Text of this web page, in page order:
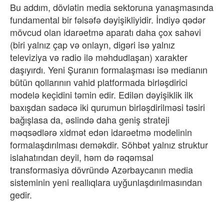
Bu addım, dövlətin media sektoruna yanaşmasında
fundamental bir fəlsəfə dəyişikliyidir. İndiyə qədər
mövcud olan idarəetmə aparatı daha çox sahəvi
(biri yalnız çap və onlayn, digəri isə yalnız
televiziya və radio ilə məhdudlaşan) xarakter
daşıyırdı. Yeni Şuranın formalaşması isə medianın
bütün qollarının vahid platformada birləşdirici
modelə keçidini təmin edir. Edilən dəyişiklik ilk
baxışdan sadəcə iki qurumun birləşdirilməsi təsiri
bağışlasa da, əslində daha geniş strateji
məqsədlərə xidmət edən idarəetmə modelinin
formalaşdırılması deməkdir. Söhbət yalnız struktur
islahatından deyil, həm də rəqəmsal
transformasiya dövründə Azərbaycanın media
sisteminin yeni reallıqlara uyğunlaşdırılmasından
gedir.